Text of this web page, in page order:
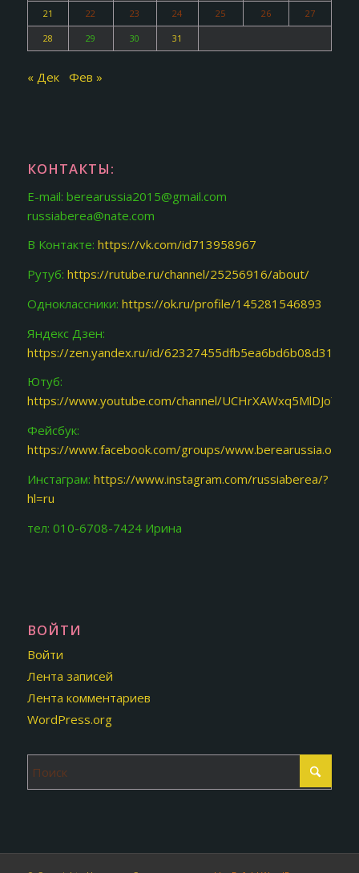
21 22 23 24 25 26 27
28 29 30 31
« Дек Фев »
КОНТАКТЫ:
E-mail: berearussia2015@gmail.com
russiaberea@nate.com
В Контакте: https://vk.com/id713958967
Рутуб: https://rutube.ru/channel/25256916/about/
Одноклассники: https://ok.ru/profile/145281546893
Яндекс Дзен:
https://zen.yandex.ru/id/62327455dfb5ea6bd6b08d31
Ютуб:
https://www.youtube.com/channel/
Фейсбук:
https://www.facebook.com/groups/www.berearussia.org/
Инстаграм: https://www.instagram.com/russiaberea/?
hl=ru
тел: 010-6708-7424 Ирина
ВОЙТИ
Войти
Лента записей
Лента комментариев
WordPress.org